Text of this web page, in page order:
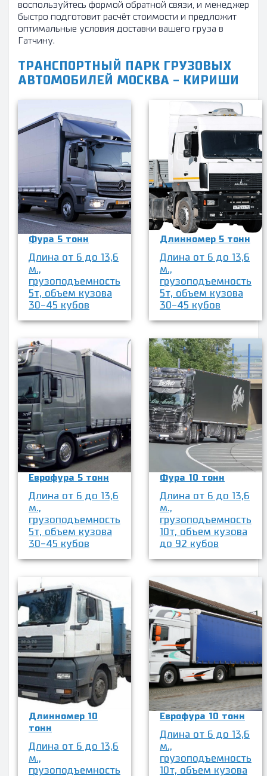
воспользуйтесь формой обратной связи, и менеджер
быстро подготовит расчёт стоимости и предложит
оптимальные условия доставки вашего груза в
Гатчину.
ТРАНСПОРТНЫЙ ПАРК ГРУЗОВЫХ
АВТОМОБИЛЕЙ МОСКВА - КИРИШИ
Фура 5 тонн
Длина от 6 до 13,6
м.,
грузоподъемность
5т, объем кузова
30-45 кубов
Длинномер 5 тонн
Длина от 6 до 13,6
м.,
грузоподъемность
5т, объем кузова
30-45 кубов
Еврофура 5 тонн
Длина от 6 до 13,6
м.,
грузоподъемность
5т, объем кузова
30-45 кубов
Фура 10 тонн
Длина от 6 до 13,6
м.,
грузоподъемность
10т, объем кузова
до 92 кубов
Длинномер 10
тонн
Длина от 6 до 13,6
м.,
грузоподъемность
Еврофура 10 тонн
Длина от 6 до 13,6
м.,
грузоподъемность
10т, объем кузова